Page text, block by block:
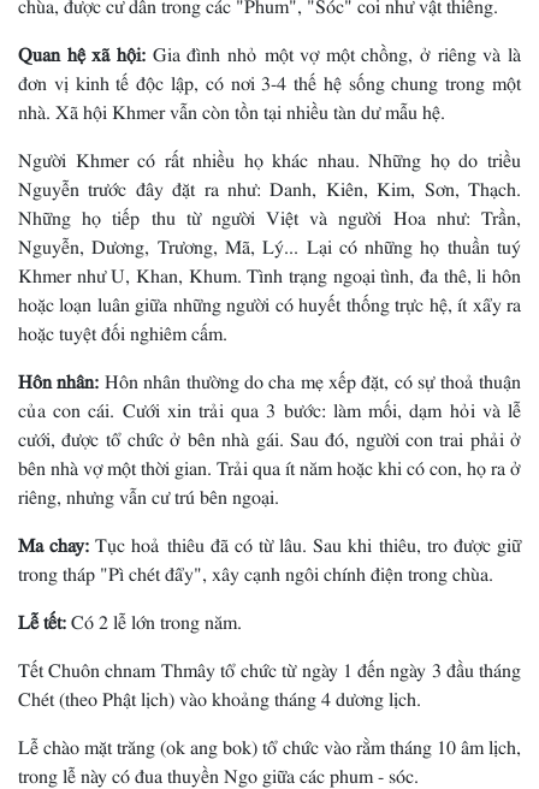
Quan hệ xã hội:Gia đình nhỏ một vợ một chồng, ở riêng và là
đơn vị kinh tế độc lập, có nơi 3-4 thế hệ sống chung trong một
nhà. Xã hội Khmer vẫn còn tồn tại nhiều tàn dư mẫu hệ.
Người Khmer có rất nhiều họ khác nhau. Những họ do triều
Nguyễn trước đây đặt ra như: Danh, Kiên, Kim, Sơn, Thạch.
Những họ tiếp thu từ người Việt và người Hoa như: Trần,
Nguyễn, Dương, Trương, Mã, Lý... Lại có những họ thuần tuý
Khmer như U, Khan, Khum. Tình trạng ngoại tình, đa thê, li hôn
hoặc loạn luân giữa những người có huyết thống trực hệ, ít xẩy ra
hoặc tuyệt đối nghiêm cấm.
Hôn nhân:Hôn nhân thường do cha mẹ xếp đặt, có sự thoả thuận
của con cái. Cưới xin trải qua 3 bước: làm mối, dạm hỏi và lễ
cưới, được tổ chức ở bên nhà gái. Sau đó, người con trai phải ở
bên nhà vợ một thời gian. Trải qua ít năm hoặc khi có con, họ ra ở
riêng, nhưng vẫn cư trú bên ngoại.
Ma chay:Tục hoả thiêu đã có từ lâu. Sau khi thiêu, tro được giữ
trong tháp "Pì chét đẩy", xây cạnh ngôi chính điện trong chùa.
Lễ tết:Có 2 lễ lớn trong năm.
Tết Chuôn chnam Thmây tổ chức từ ngày 1 đến ngày 3 đầu tháng
Chét (theo Phật lịch) vào khoảng tháng 4 dương lịch.
Lễ chào mặt trăng (ok ang bok) tổ chức vào rằm tháng 10 âm lịch,
trong lễ này có đua thuyền Ngo giữa các phum - sóc.